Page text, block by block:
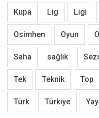
Kupa Lig Ligi
Osimhen Oyun
Saha sağlık
Tek Teknik Top
Türk Türkiye